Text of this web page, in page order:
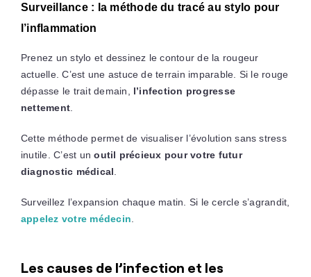
Surveillance : la méthode du tracé au stylo pour
l’inflammation
Prenez un stylo et dessinez le contour de la rougeur
actuelle. C’est une astuce de terrain imparable. Si le rouge
dépasse le trait demain, l’infection progresse
nettement
Cette méthode permet de visualiser l’évolution sans stress
inutile. C’est unoutil précieux pour votre futur
diagnostic médical
Surveillez l’expansion chaque matin. Si le cercle s’agrandit,
appelez votre médecin
Les causes de l’infection et les